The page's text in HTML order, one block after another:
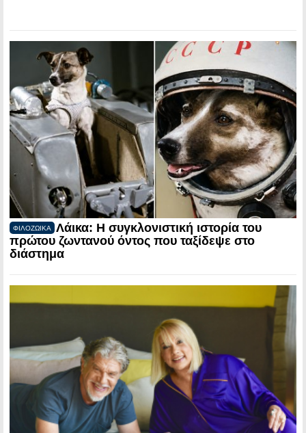
ΦΙΛΟΖΩΙΚΑ
Λάικα: Η συγκλονιστική ιστορία του
πρώτου ζωντανού όντος που ταξίδεψε στο
διάστημα